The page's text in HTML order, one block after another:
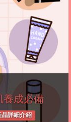
養成必備
品詳細介紹